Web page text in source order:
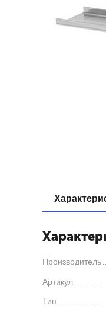
Производитель
Артикул
Тип